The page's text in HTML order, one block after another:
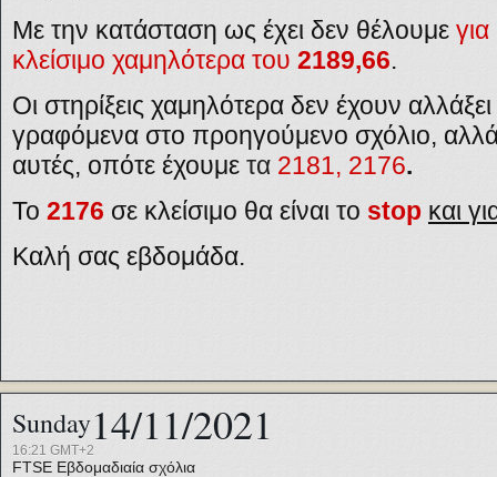
Με την κατάσταση ως έχει δεν θέλουμε
κλείσιμο χαμηλότερα του 2189,66.
Οι στηρίξεις χαμηλότερα δεν έχουν
γραφόμενα στο προηγούμενο σχόλιο,
αυτές, οπότε έχουμε τα 2181, 2176.
Το 2176 σε κλείσιμο θα είναι το stop και
Καλή σας εβδομάδα.
Sunday14/11/2021
16:21 GMT+2
FTSE Εβδομαδιαία σχόλια